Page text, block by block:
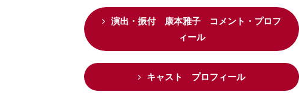
演出・振付 康本雅子 コメント・プロフ
ィール
キャスト プロフィール